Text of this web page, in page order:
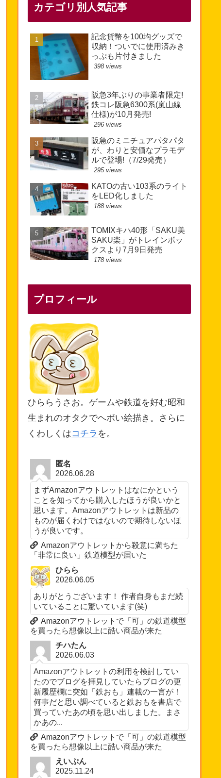
カテゴリ別人気記事
記念貨幣を100均グッズで
収納！ついでに使用済みき
っぷも片付きました
398 views
阪急3年ぶりの事業者限定!
鉄コレ阪急6300系(嵐山線
仕様)が10月発売!
296 views
阪急のミニチュアパタパタ
が、わりと安価なプラモデ
ルで登場!（7/29発売）
295 views
KATOの古い103系のライト
をLED化しました
188 views
TOMIXキハ40形「SAKU美
SAKU楽」がトレインボッ
クスより7月9日発売
178 views
プロフィール
ひららうさお。ゲームや鉄道を好む昭和
生まれのオタクでヘボい絵描き。さらに
くわしくはコチラ を。
匿名
2026.06.28
まずAmazonアウトレットはなにかという
ことを知ってから購入したほうが良いかと
思います。Amazonアウトレットは新品の
ものが届くわけではないので期待しないほ
うが良いです。
Amazonアウトレットから殺意に満ちた
「非常に良い」鉄道模型が届いた
ひらら
2026.06.05
ありがとうございます！ 作者自身もまだ続
いていることに驚いています(笑)
Amazonアウトレットで「可」の鉄道模型
を買ったら想像以上に酷い商品が来た
チハたん
2026.06.03
Amazonアウトレットの利用を検討してい
たのでブログを拝見していたらブログの更
新履歴欄に突如「鉄おも」連載の一言が！
何事だと思い調べていると鉄おもを書店で
買っていたあの頃を思い出しました。まさ
かあの...
Amazonアウトレットで「可」の鉄道模型
を買ったら想像以上に酷い商品が来た
えいぷん
2025.11.24